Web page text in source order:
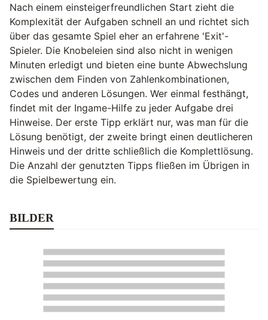
Nach einem einsteigerfreundlichen Start zieht die
Komplexität der Aufgaben schnell an und richtet sich
über das gesamte Spiel eher an erfahrene 'Exit'-
Spieler. Die Knobeleien sind also nicht in wenigen
Minuten erledigt und bieten eine bunte Abwechslung
zwischen dem Finden von Zahlenkombinationen,
Codes und anderen Lösungen. Wer einmal festhängt,
findet mit der Ingame-Hilfe zu jeder Aufgabe drei
Hinweise. Der erste Tipp erklärt nur, was man für die
Lösung benötigt, der zweite bringt einen deutlicheren
Hinweis und der dritte schließlich die Komplettlösung.
Die Anzahl der genutzten Tipps fließen im Übrigen in
die Spielbewertung ein.
BILDER